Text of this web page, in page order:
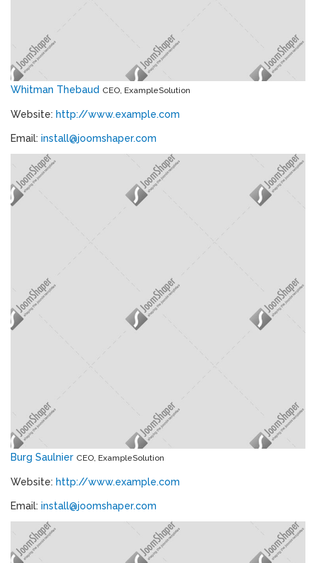
Whitman Thebaud CEO, ExampleSolution
Website: http://www.example.com
Email: install@joomshaper.com
Burg Saulnier CEO, ExampleSolution
Website: http://www.example.com
Email: install@joomshaper.com